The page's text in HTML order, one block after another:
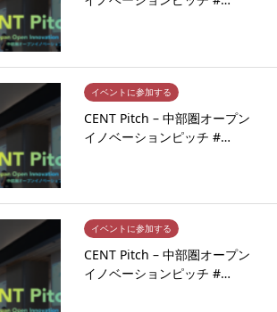
イベントに参加する
CENT Pitch – 中部圏オープン
イノベーションピッチ #…
イベントに参加する
CENT Pitch – 中部圏オープン
イノベーションピッチ #…